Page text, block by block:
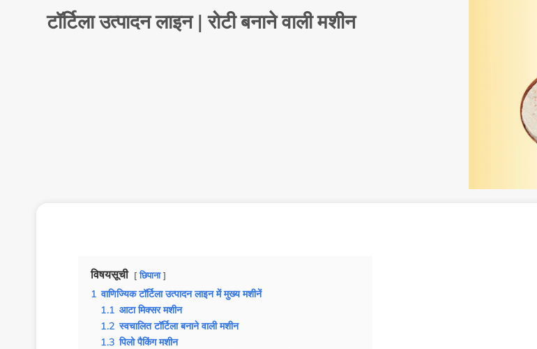
टॉर्टिला उत्पादन लाइन | रोटी बनाने वाली मशीन
विषयसूची छिपाना
1 वाणिज्यिक टॉर्टिला उत्पादन लाइन में मुख्य मशीनें
1.1 आटा मिक्सर मशीन
1.2 स्वचालित टॉर्टिला बनाने वाली मशीन
1.3 पिलो पैकिंग मशीन